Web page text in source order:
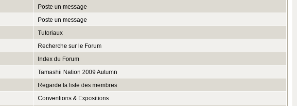
Poste un message
Poste un message
Tutoriaux
Recherche sur le Forum
Index du Forum
Tamashii Nation 2009 Autumn
Regarde la liste des membres
Conventions & Expositions